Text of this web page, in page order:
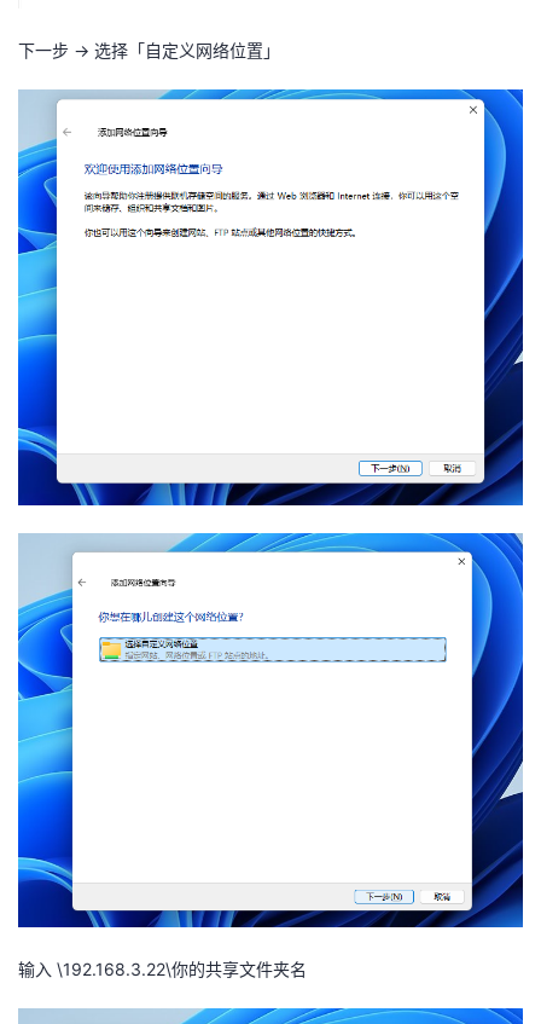
下一步 → 选择「自定义网络位置」
输入 \192.168.3.22\你的共享文件夹名